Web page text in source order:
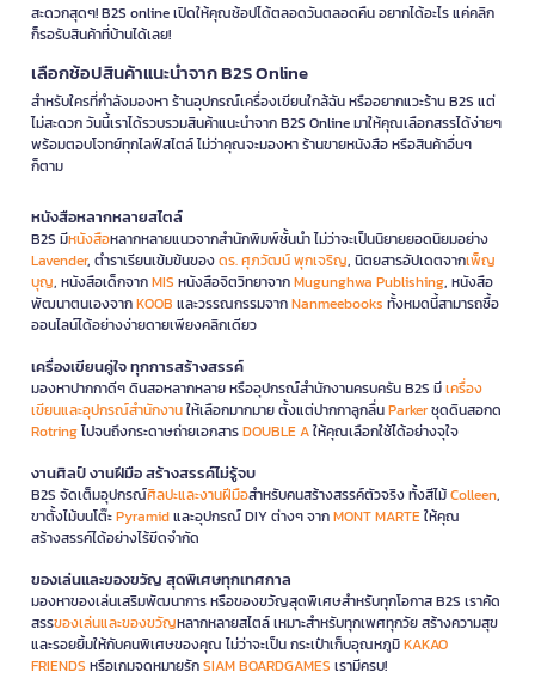
สะดวกสุดๆ! B2S online เปิดให้คุณช้อปได้ตลอดวันตลอดคืน อยากได้อะไร แค่คลิก
ก็รอรับสินค้าที่บ้านได้เลย!
เลือกช้อปสินค้าแนะนำจาก B2S Online
สำหรับใครที่กำลังมองหา ร้านอุปกรณ์เครื่องเขียนใกล้ฉัน หรืออยากแวะร้าน B2S แต่
ไม่สะดวก วันนี้เราได้รวบรวมสินค้าแนะนำจาก B2S Online มาให้คุณเลือกสรรได้ง่ายๆ
พร้อมตอบโจทย์ทุกไลฟ์สไตล์ ไม่ว่าคุณจะมองหา ร้านขายหนังสือ หรือสินค้าอื่นๆ
ก็ตาม
หนังสือหลากหลายสไตล์
B2S มีหนังสือหลากหลายแนวจากสำนักพิมพ์ชั้นนำ ไม่ว่าจะเป็นนิยายยอดนิยมอย่าง
Lavender, ตำราเรียนเข้มข้นของดร. ศุภวัฒน์ พุกเจริญ, นิตยสารอัปเดตจากเพ็ญ
บุญ, หนังสือเด็กจากMIS หนังสือจิตวิทยาจากMugunghwa Publishing, หนังสือ
พัฒนาตนเองจากKOOB และวรรณกรรมจากNanmeebooks ทั้งหมดนี้สามารถซื้อ
ออนไลน์ได้อย่างง่ายดายเพียงคลิกเดียว
เครื่องเขียนคู่ใจ ทุกการสร้างสรรค์
มองหาปากกาดีๆ ดินสอหลากหลาย หรืออุปกรณ์สำนักงานครบครัน B2S มีเครื่อง
เขียนและอุปกรณ์สำนักงานให้เลือกมากมาย ตั้งแต่ปากกาลูกลื่นParkerชุดดินสอกด
Rotringไปจนถึงกระดาษถ่ายเอกสารDOUBLE Aให้คุณเลือกใช้ได้อย่างจุใจ
งานศิลป์ งานฝีมือ สร้างสรรค์ไม่รู้จบ
B2S จัดเต็มอุปกรณ์ศิลปะและงานฝีมือสำหรับคนสร้างสรรค์ตัวจริง ทั้งสีไม้Colleen,
ขาตั้งไม้บนโต๊ะPyramidและอุปกรณ์ DIY ต่างๆ จากMONT MARTEให้คุณ
สร้างสรรค์ได้อย่างไร้ขีดจำกัด
ของเล่นและของขวัญ สุดพิเศษทุกเทศกาล
มองหาของเล่นเสริมพัฒนาการ หรือของขวัญสุดพิเศษสำหรับทุกโอกาส B2S เราคัด
สรรของเล่นและของขวัญหลากหลายสไตล์ เหมาะสำหรับทุกเพศทุกวัย สร้างความสุข
และรอยยิ้มให้กับคนพิเศษของคุณ ไม่ว่าจะเป็น กระเป๋าเก็บอุณหภูมิKAKAO
FRIENDS หรือเกมจดหมายรักSIAM BOARDGAMES เรามีครบ!